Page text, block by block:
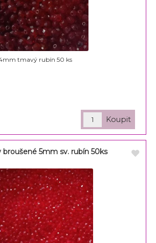
tmavý rubín 50 ks
broušené 5mm sv. rubín 50ks